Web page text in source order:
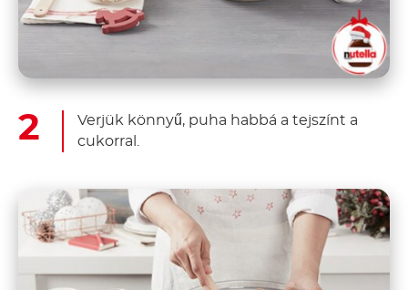
Verjük könnyű, puha habbá a tejszínt a
cukorral.